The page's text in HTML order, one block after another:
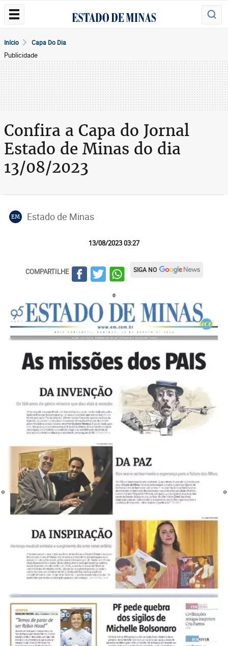
Início Capa Do Dia
Publicidade
Confira a Capa do Jornal
Estado de Minas do dia
13/08/2023
EM Estado de Minas
13/08/2023 03:27
COMPARTILHE SIGA NO